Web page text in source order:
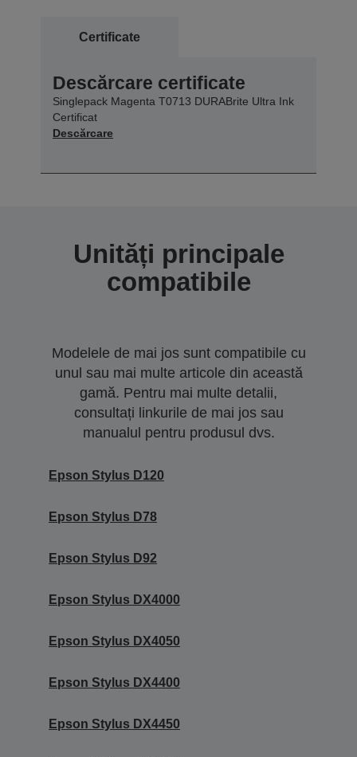
Certificate
Descărcare certificate
Singlepack Magenta T0713 DURABrite Ultra Ink
Certificat
Descărcare
Unități principale
compatibile
Modelele de mai jos sunt compatibile cu
unul sau mai multe articole din această
gamă. Pentru mai multe detalii,
consultați linkurile de mai jos sau
manualul pentru produsul dvs.
Epson Stylus D120
Epson Stylus D78
Epson Stylus D92
Epson Stylus DX4000
Epson Stylus DX4050
Epson Stylus DX4400
Epson Stylus DX4450